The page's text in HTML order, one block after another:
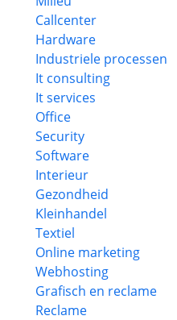
Callcenter
Hardware
Industriele processen
It consulting
It services
Office
Security
Software
Interieur
Gezondheid
Kleinhandel
Textiel
Online marketing
Webhosting
Grafisch en reclame
Reclame